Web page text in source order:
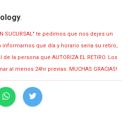
.
SUCURSAL" te pedimos que nos dejes un
informarnos que día y horario seria su retiro,
de la persona que AUTORIZA EL RETIRO. Los
al menos 24hr previas. MUCHAS GRACIAS!